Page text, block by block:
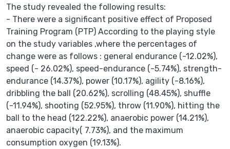
The study revealed the following results:
- There were a significant positive effect of Proposed
Training Program (PTP) According to the playing style
on the study variables ,where the percentages of
change were as follows : general endurance (-12.02%),
speed (- 26.02%), speed-endurance (-5.74%), strength-
endurance (14.37%), power (10.17%), agility (-8.16%),
dribbling the ball (20.62%), scrolling (48.45%), shuffle
(-11.94%), shooting (52.95%), throw (11.90%), hitting the
ball to the head (122.22%), anaerobic power (14.21%),
anaerobic capacity( 7.73%), and the maximum
consumption oxygen (19.13%).